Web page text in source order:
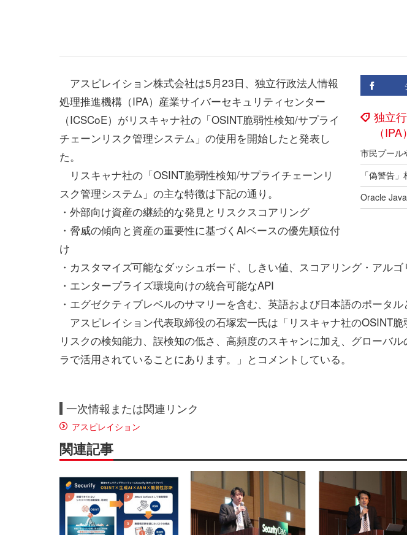
独立
（IPA）
Oracle
アスピレイション株式会社は5月23日、独立行政法人情報
処理推進機構（IPA）産業サイバーセキュリティセンター
（ICSCoE）がリスキャナ社の「OSINT脆弱性検知/サプライ
チェーンリスク管理システム」の使用を開始したと発表し
た。
リスキャナ社の「OSINT脆弱性検知/サプライチェーンリ
スク管理システム」の主な特徴は下記の通り。
・外部向け資産の継続的な発見とリスクスコアリング
・脅威の傾向と資産の重要性に基づくAIベースの優先順位付
け
・カスタマイズ可能なダッシュボード、しきい値、スコアリング・アルゴ
・エンタープライズ環境向けの統合可能なAPI
・エグゼクティブレベルのサマリーを含む、英語および日本語のポータル
アスピレイション代表取締役の石塚宏一氏は「リスキャナ社のOSINT
リスクの検知能力、誤検知の低さ、高頻度のスキャンに加え、グローバ
ラで活用されていることにあります。」とコメントしている。
一次情報または関連リンク
アスピレイション
関連記事